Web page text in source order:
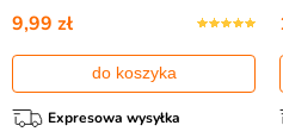
9,99 zł
do koszyka
Expresowa wysyłka